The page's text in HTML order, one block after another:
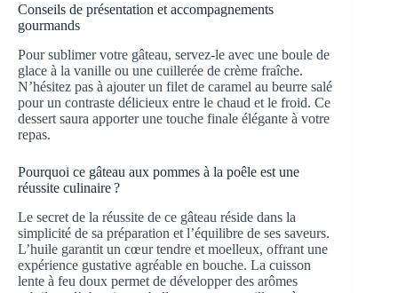
Conseils de présentation et accompagnements
gourmands
Pour sublimer votre gâteau, servez-le avec une boule de
glace à la vanille ou une cuillerée de crème fraîche.
N’hésitez pas à ajouter un filet de caramel au beurre salé
pour un contraste délicieux entre le chaud et le froid. Ce
dessert saura apporter une touche finale élégante à votre
repas.
Pourquoi ce gâteau aux pommes à la poêle est une
réussite culinaire ?
Le secret de la réussite de ce gâteau réside dans la
simplicité de sa préparation et l’équilibre de ses saveurs.
L’huile garantit un cœur tendre et moelleux, offrant une
expérience gustative agréable en bouche. La cuisson
lente à feu doux permet de développer des arômes